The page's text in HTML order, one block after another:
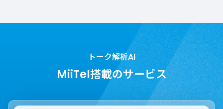
トーク解析AI
MiiTel搭載のサービス